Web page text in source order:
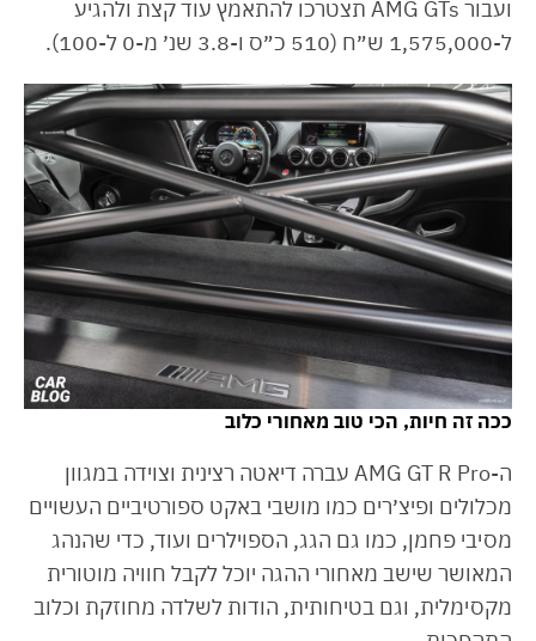
ועבור AMG GTs תצטרכו להתאמץ עוד קצת ולהגיע
ל-1,575,000 ש״ח (510 כ״ס ו-3.8 שנ׳ מ-0 ל-100).
ככה זה חיות, הכי טוב מאחורי כלוב
ה-AMG GT R Pro עברה דיאטה רצינית וצוידה במגוון
מכלולים ופיצ׳רים כמו מושבי באקט ספורטיביים העשויים
מסיבי פחמן, כמו גם הגג, הספוילרים ועוד, כדי שהנהג
המאושר שישב מאחורי ההגה יוכל לקבל חוויה מוטורית
מקסימלית, וגם בטיחותית, הודות לשלדה מחוזקת וכלוב